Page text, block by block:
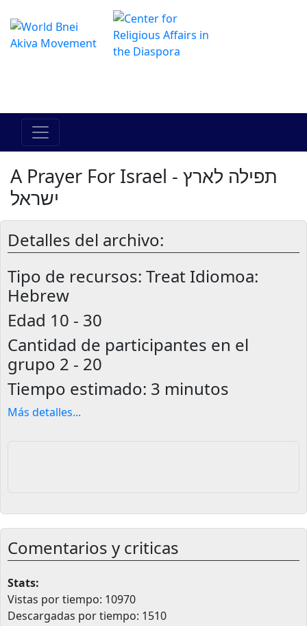
A Prayer For Israel - תפילה לארץ
ישראל
Detalles del archivo:
Tipo de recursos: Treat Idiomoa:
Hebrew
Edad 10 - 30
Cantidad de participantes en el
grupo 2 - 20
Tiempo estimado: 3 minutos
Más detalles...
Comentarios y criticas
Stats:
Vistas por tiempo: 10970
Descargadas por tiempo: 1510